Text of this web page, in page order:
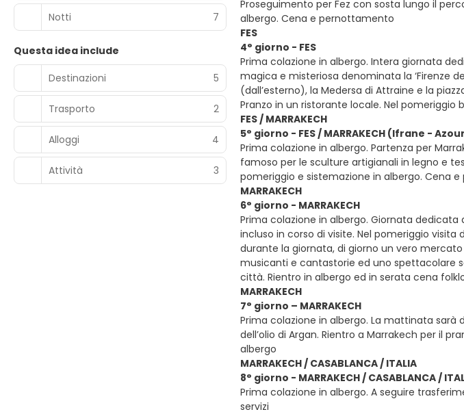
Notti 7
Questa idea include
Destinazioni
5
Trasporto 2
Alloggi 4
Attività 3
Proseguimento per Fez con sosta lungo il
albergo. Cena e pernottamento
FES
4° giorno - FES
Prima colazione in albergo. Intera giornata
magica e misteriosa denominata la ‘Firenze
(dall’esterno), la Medersa di Attraine e la
Pranzo in un ristorante locale. Nel
FES / MARRAKECH
5° giorno - FES / MARRAKECH (Ifrane -
Prima colazione in albergo. Partenza per
famoso per le sculture artigianali in legno e
pomeriggio e sistemazione in albergo. Cena
MARRAKECH
6° giorno - MARRAKECH
Prima colazione in albergo. Giornata dedicata
incluso in corso di visite. Nel pomeriggio visita
durante la giornata, di giorno un vero
musicanti e cantastorie ed uno spettacolare
città. Rientro in albergo ed in serata cena
MARRAKECH
7° giorno – MARRAKECH
Prima colazione in albergo. La mattinata
dell’olio di Argan. Rientro a Marrakech per il
albergo
MARRAKECH / CASABLANCA / ITALIA
8° giorno - MARRAKECH / CASABLANCA /
Prima colazione in albergo. A seguire
servizi